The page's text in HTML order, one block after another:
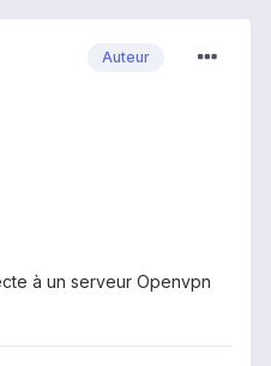
Auteur
à un serveur Openvpn